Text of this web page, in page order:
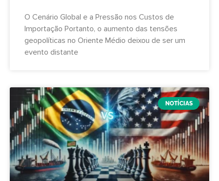
O Cenário Global e a Pressão nos Custos de
Importação Portanto, o aumento das tensões
geopolíticas no Oriente Médio deixou de ser um
evento distante
NOTÍCIAS